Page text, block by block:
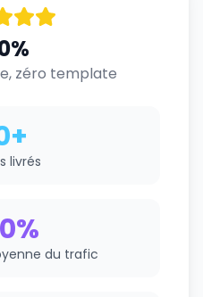
zéro template
livrés
du trafic